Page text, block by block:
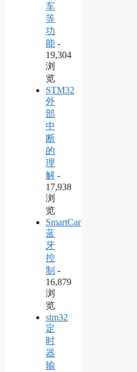
车
等
功
能 -
19,304
浏
览
STM32
外
部
中
断
的
理
解 -
17,938
浏
览
SmartCar
蓝
牙
控
制 -
16,879
浏
览
stm32
定
时
器
输